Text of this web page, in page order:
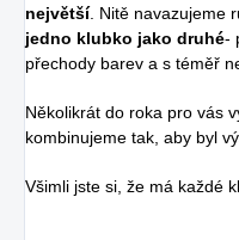
největší. Nitě navazujeme
jedno klubko jako druhé-
přechody barev a s téměř
Několikrát do roka pro vás
kombinujeme tak, aby byl
Všimli jste si, že má každé